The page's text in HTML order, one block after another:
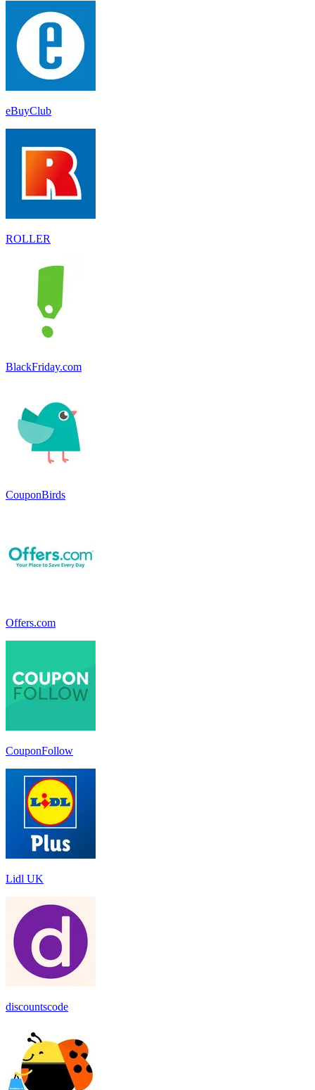
eBuyClub
ROLLER
BlackFriday.com
CouponBirds
Offers.com
CouponFollow
Lidl UK
discountscode